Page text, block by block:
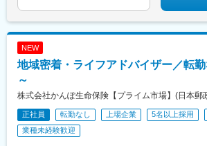
院駅、新大村駅、早岐駅、中佐世保駅、八
駅、玉名駅、人吉温泉駅、宮地駅、大分
県)、日田駅、宇佐駅、別府駅(大分県)、
島県)、志布志駅、枕崎駅、宮ケ浜駅、国
駅、壺川駅、新さっぽろ駅、松風町駅、
桐生駅、高田馬場駅、入谷駅(東京都)、牛
前駅、千歳船橋駅、立川北駅、青梅街道駅
江田駅(神奈川県)、新丸子駅、緑町駅、海
駅、桜町駅(長野県)、電気ビル前駅、南富
駅、宝積寺駅、小金井駅、黒磯駅、駅東公
めじろ台駅、羽村駅、立川駅、京王八王
駅、武蔵小金井駅、東村山駅、府中駅(東
上大岡駅、横浜駅、市が尾駅、センター南
蔵小杉駅、新百合ケ丘駅、鷺沼駅、小田原
茅ケ崎駅、平塚駅、横須賀中央駅、相武台
小田急)、矢部駅、橋本駅(神奈川県)、韮崎
NEW
地域密着・ライフアドバイザー／転
～
株式会社かんぽ生命保険【プライム市場】(日本郵
正社員 転勤なし 上場企業 5名以上採用
業種未経験歓迎